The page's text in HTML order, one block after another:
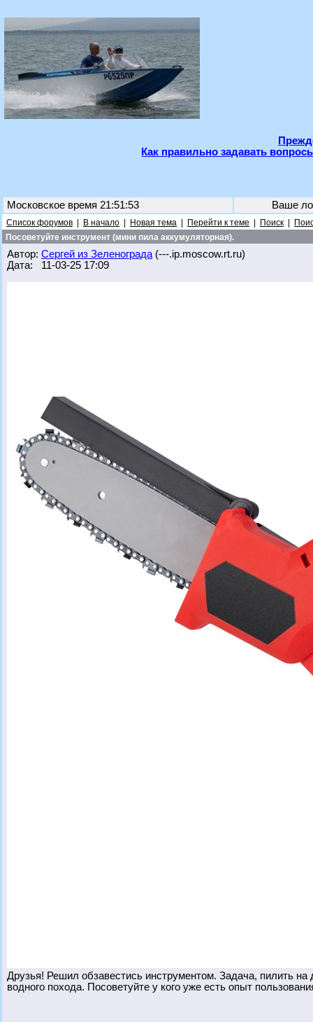
Как правильно задавать
Московское время 21:51:53 Ваше
Список форумов В начало Новая тема Перейти к теме Поиск
Посоветуйте инструмент (мини пила аккумуляторная).
Автор: Сергей из Зеленограда (---.ip.moscow.rt.ru)
Дата: 11-03-25 17:09
Друзья! Решил обзавестись инструментом. Задача, пилить
водного похода. Посоветуйте у кого уже есть опыт